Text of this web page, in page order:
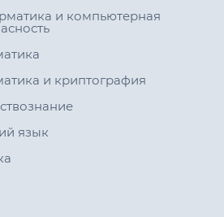
и компьютерная
и криптография
язык